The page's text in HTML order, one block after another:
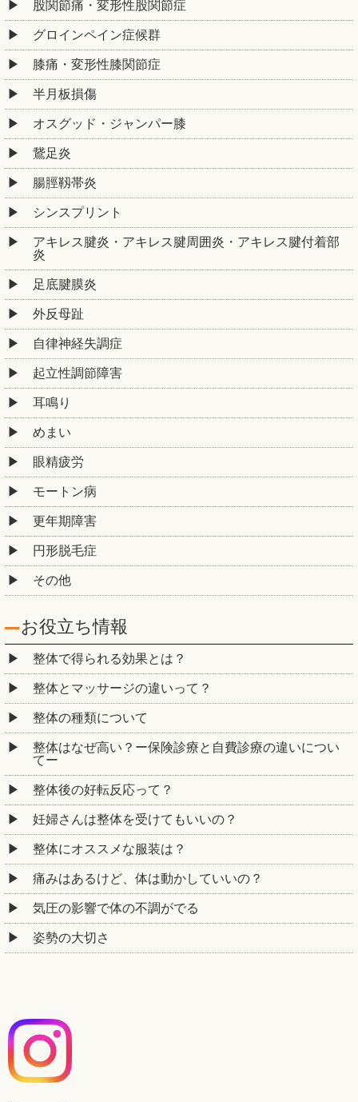
股関節痛・変形性股関節症
グロインペイン症候群
膝痛・変形性膝関節症
半月板損傷
オスグッド・ジャンパー膝
鵞足炎
腸脛靱帯炎
シンスプリント
アキレス腱炎・アキレス腱周囲炎・アキレス腱付着部
炎
足底腱膜炎
外反母趾
自律神経失調症
起立性調節障害
耳鳴り
めまい
眼精疲労
モートン病
更年期障害
円形脱毛症
その他
お役立ち情報
整体で得られる効果とは？
整体とマッサージの違いって？
整体の種類について
整体はなぜ高い？ー保険診療と自費診療の違いについ
てー
整体後の好転反応って？
妊婦さんは整体を受けてもいいの？
整体にオススメな服装は？
痛みはあるけど、体は動かしていいの？
気圧の影響で体の不調がでる
姿勢の大切さ